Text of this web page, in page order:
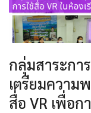
กลุ่มสาระกา
เตรียมความ
สื่อ VR เพื่อก